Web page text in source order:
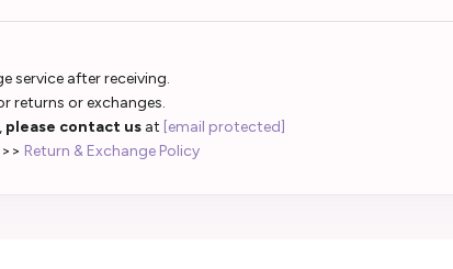
service after receiving.
returns or exchanges.
please contact us at [email protected]
Return & Exchange Policy